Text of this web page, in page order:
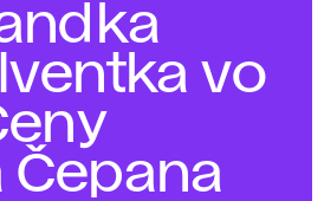
vo
Čepana